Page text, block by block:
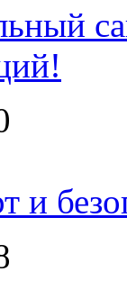
и